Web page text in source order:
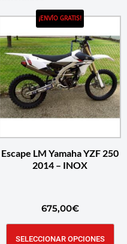
¡ENVÍO GRATIS!
Escape LM Yamaha YZF 250
2014 – INOX
675,00€
SELECCIONAR OPCIONES